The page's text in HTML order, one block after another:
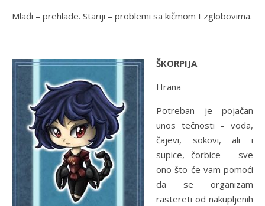
Mlađi – prehlade. Stariji – problemi sa kičmom I zglobovima.
ŠKORPIJA
Hrana
Potreban je pojačan
unos tečnosti – voda,
čajevi, sokovi, ali i
supice, čorbice – sve
ono što će vam pomoći
da se organizam
rastereti od nakupljenih